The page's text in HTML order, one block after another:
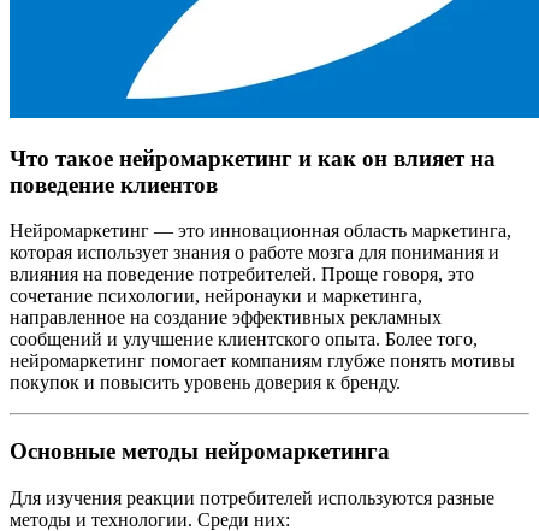
Что такое нейромаркетинг и как он влияет на
поведение клиентов
Нейромаркетинг — это инновационная область маркетинга,
которая использует знания о работе мозга для понимания и
влияния на поведение потребителей. Проще говоря, это
сочетание психологии, нейронауки и маркетинга,
направленное на создание эффективных рекламных
сообщений и улучшение клиентского опыта. Более того,
нейромаркетинг помогает компаниям глубже понять мотивы
покупок и повысить уровень доверия к бренду.
Основные методы нейромаркетинга
Для изучения реакции потребителей используются разные
методы и технологии. Среди них: